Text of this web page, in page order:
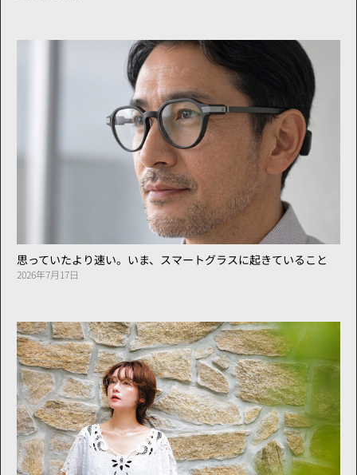
思っていたより速い。いま、スマートグラスに起きていること
2026年7月17日